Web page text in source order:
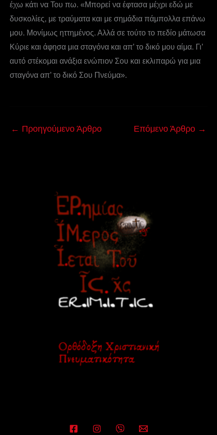
έχω κάτι να Του πω. «Μπορεί να έφτασα μέχρι εδώ με
δυσκολίες, με τραύματα και με σημάδια πάμπολλα επάνω
μου. Μονίμως ηττημένος. Αλλά σε τούτο το πεδίο μάτωσα
Κύριε και άφησα μια σταγόνα και απ’ το δικό μου αίμα. Γι’
αυτό στέκομαι ανάξια ενώπιον Σου και εκλιπαρώ για μια
σταγόνα απ’ το δικό Σου Πνεύμα».
← Προηγούμενο Άρθρο Επόμενο Άρθρο →